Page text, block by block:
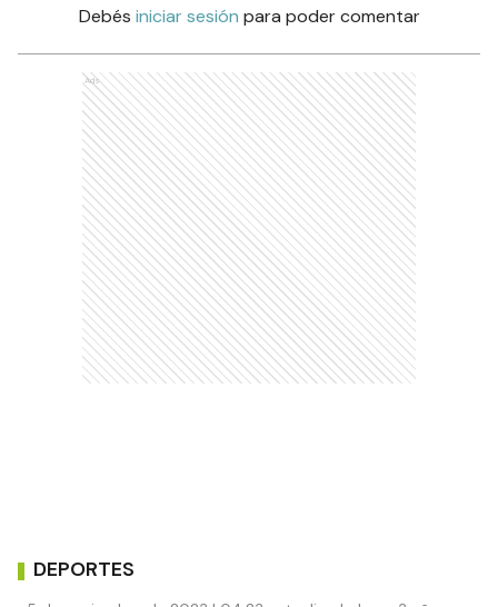
Debés iniciar sesión para poder comentar
Ads
DEPORTES